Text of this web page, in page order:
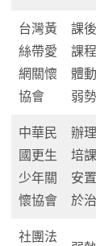
台灣黃
絲帶愛
網關懷
協會
課
課
體
弱
中華民
國更生
少年關
懷協會
辦
培
安
於
社團法